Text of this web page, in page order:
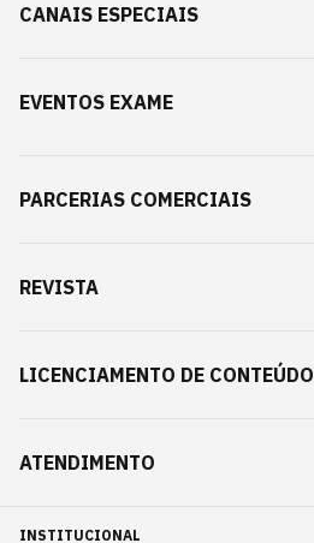
CANAIS ESPECIAIS
EVENTOS EXAME
PARCERIAS COMERCIAIS
REVISTA
LICENCIAMENTO DE CONTEÚDO
ATENDIMENTO
INSTITUCIONAL